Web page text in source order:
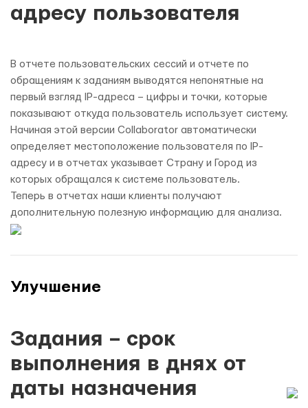
адресу пользователя
В отчете пользовательских сессий и отчете по
обращениям к заданиям выводятся непонятные на
первый взгляд IP-адреса – цифры и точки, которые
показывают откуда пользователь использует систему.
Начиная этой версии Collaborator автоматически
определяет местоположение пользователя по IP-
адресу и в отчетах указывает Страну и Город из
которых обращался к системе пользователь.
Теперь в отчетах наши клиенты получают
дополнительную полезную информацию для анализа.
Улучшение
Задания – срок
выполнения в днях от
даты назначения